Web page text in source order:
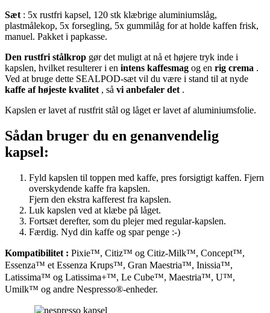
Sæt : 5x rustfri kapsel, 120 stk klæbrige aluminiumslåg,
plastmålekop, 5x forsegling, 5x gummilåg for at holde kaffen frisk,
manuel. Pakket i papkasse.
Den rustfri stålkrop gør det muligt at nå et højere tryk inde i
kapslen, hvilket resulterer i en intens kaffesmag og en rig crema .
Ved at bruge dette SEALPOD-sæt vil du være i stand til at nyde
kaffe af højeste kvalitet , så vi anbefaler det .
Kapslen er lavet af rustfrit stål og låget er lavet af aluminiumsfolie.
Sådan bruger du en genanvendelig
kapsel:
Fyld kapslen til toppen med kaffe, pres forsigtigt kaffen. Fjern
overskydende kaffe fra kapslen.
Fjern den ekstra kafferest fra kapslen.
Luk kapslen ved at klæbe på låget.
Fortsæt derefter, som du plejer med regular-kapslen.
Færdig. Nyd din kaffe og spar penge :-)
Kompatibilitet : Pixie™, Citiz™ og Citiz-Milk™, Concept™,
Essenza™ et Essenza Krups™, Gran Maestria™, Inissia™,
Latissima™ og Latissima+™, Le Cube™, Maestria™, U™,
Umilk™ og andre Nespresso®-enheder.